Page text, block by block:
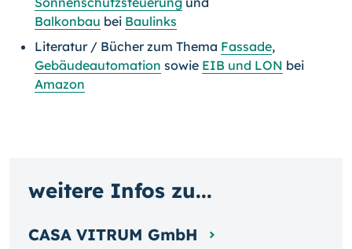
Balkonbau bei Baulinks
Literatur / Bücher zum Thema Fassade,
Gebäudeautomation sowie EIB und LON bei
Amazon
weitere Infos zu...
CASA VITRUM GmbH